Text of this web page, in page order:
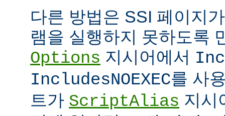
다른 방법은 SSI 페이지
램을 실행하지 못하도록
Options 지시어에서
IncludesNOEXEC를 사
트가 ScriptAlias 지시